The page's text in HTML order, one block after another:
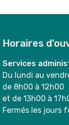
Horaires
Services
Du lundi au
de 8h00 à 12h00
et de 13h00 à
Fermés les jours